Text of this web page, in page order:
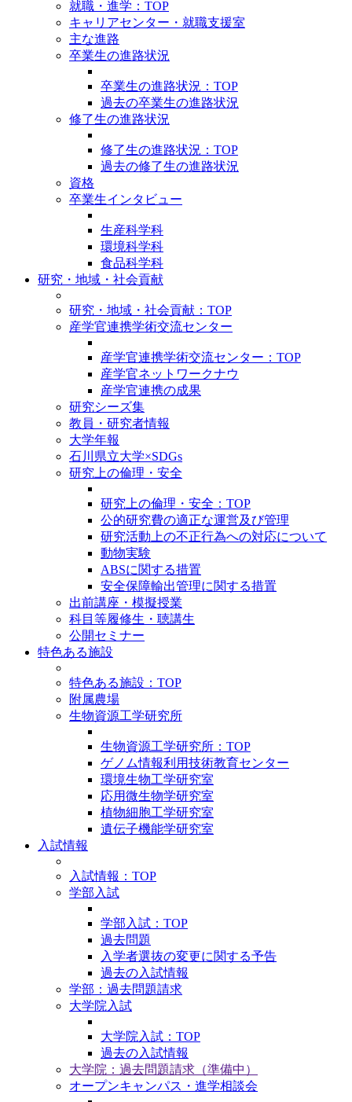
就職・進学：TOP
キャリアセンター・就職支援室
主な進路
卒業生の進路状況
卒業生の進路状況：TOP
過去の卒業生の進路状況
修了生の進路状況
修了生の進路状況：TOP
過去の修了生の進路状況
資格
卒業生インタビュー
生産科学科
環境科学科
食品科学科
研究・地域・社会貢献
研究・地域・社会貢献：TOP
産学官連携学術交流センター
産学官連携学術交流センター：TOP
産学官ネットワークナウ
産学官連携の成果
研究シーズ集
教員・研究者情報
大学年報
石川県立大学×SDGs
研究上の倫理・安全
研究上の倫理・安全：TOP
公的研究費の適正な運営及び管理
研究活動上の不正行為への対応について
動物実験
ABSに関する措置
安全保障輸出管理に関する措置
出前講座・模擬授業
科目等履修生・聴講生
公開セミナー
特色ある施設
特色ある施設：TOP
附属農場
生物資源工学研究所
生物資源工学研究所：TOP
ゲノム情報利用技術教育センター
環境生物工学研究室
応用微生物学研究室
植物細胞工学研究室
遺伝子機能学研究室
入試情報
入試情報：TOP
学部入試
学部入試：TOP
過去問題
入学者選抜の変更に関する予告
過去の入試情報
学部：過去問題請求
大学院入試
大学院入試：TOP
過去の入試情報
大学院：過去問題請求（準備中）
オープンキャンパス・進学相談会